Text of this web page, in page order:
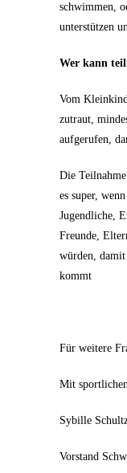
schwimmen,
unterstützen
Wer kann
Vom
zutraut,
aufgerufen,
Die
es super,
Jugendliche,
Freunde,
würden,
kommt
Für weitere
Mit
Sybille
Vorstand